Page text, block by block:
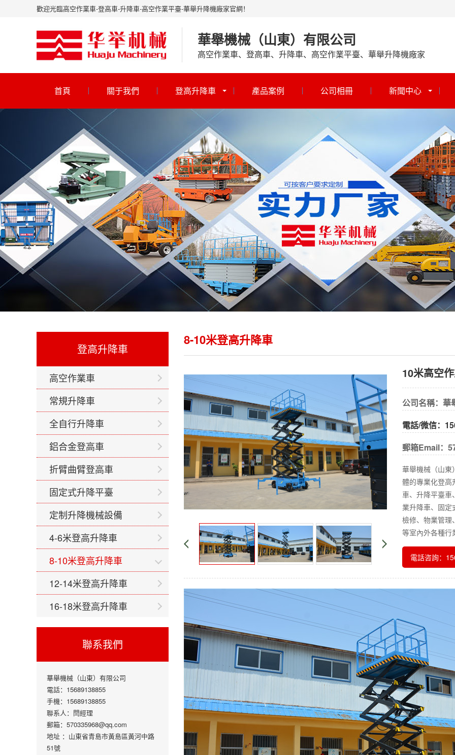
歡迎光臨高空作業車-登高車-升降車-高空作業平臺-華舉升降機廠家官網！
華舉機械（山東）有限公司
高空作業車、登高車、升降車、高空作業平臺、華舉升降機廠家
首頁 關于我們 登高升降車 產品案例 公司相冊 新聞中心
登高升降車
高空作業車
常規升降車
全自行升降車
鋁合金登高車
折臂曲臂登高車
固定式升降平臺
定制升降機械設備
4-6米登高升降車
8-10米登高升降車
12-14米登高升降車
16-18米登高升降車
聯系我們
華舉機械（山東）有限公司
電話：15689138855
手機：15689138855
聯系人：閆經理
郵箱：570335968@qq.com
地址 ：山東省青島市黃島區黃河中路
51號
8-10米登高升降車
10米高空
公司名稱：華
電話/微信：
郵箱Email：
華舉機械（山東
體的專業化登高
車、升降平臺車
業升降車、固
檢修、物業管理
等室內外各種行
電話咨詢：